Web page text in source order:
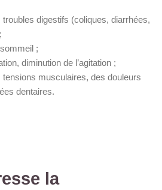
digestifs (coliques, diarrhées,
;
diminution de l’agitation ;
tensions musculaires, des douleurs
dentaires.
la